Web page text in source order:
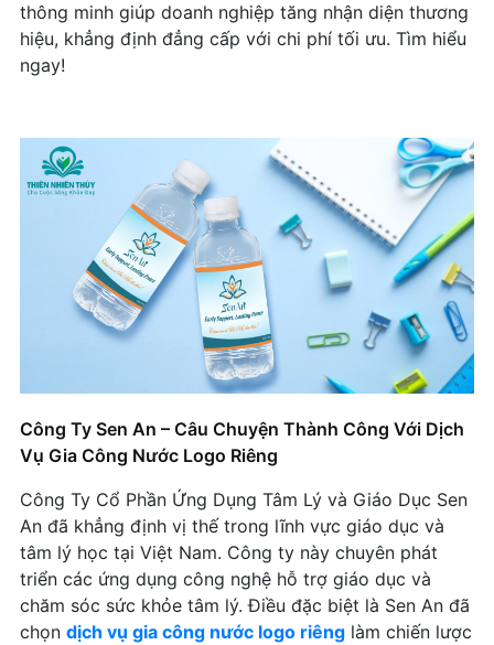
thông minh giúp doanh nghiệp tăng nhận diện thương
hiệu, khẳng định đẳng cấp với chi phí tối ưu. Tìm hiểu
ngay!
Công Ty Sen An – Câu Chuyện Thành Công Với Dịch
Vụ Gia Công Nước Logo Riêng
Công Ty Cổ Phần Ứng Dụng Tâm Lý và Giáo Dục Sen
An đã khẳng định vị thế trong lĩnh vực giáo dục và
tâm lý học tại Việt Nam. Công ty này chuyên phát
triển các ứng dụng công nghệ hỗ trợ giáo dục và
chăm sóc sức khỏe tâm lý. Điều đặc biệt là Sen An đã
chọn dịch vụ gia công nước logo riêng làm chiến lược